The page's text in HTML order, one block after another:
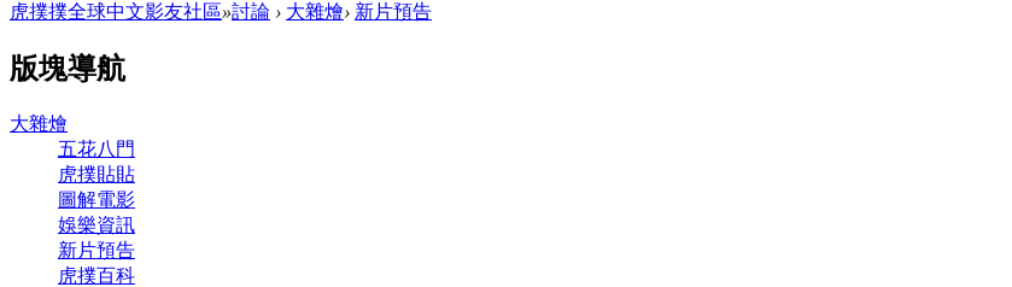
虎撲撲全球中文影友社區»討論 › 大雜燴› 新片預告
版塊導航
大雜燴
五花八門
虎撲貼貼
圖解電影
娛樂資訊
新片預告
虎撲百科